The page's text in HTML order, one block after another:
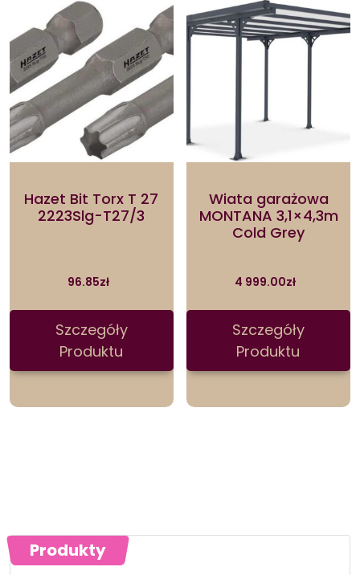
Hazet Bit Torx T 27
2223Slg-T27/3
96.85zł
Szczegóły
Produktu
Wiata garażowa
MONTANA 3,1×4,3m
Cold Grey
4 999.00zł
Szczegóły
Produktu
Produkty